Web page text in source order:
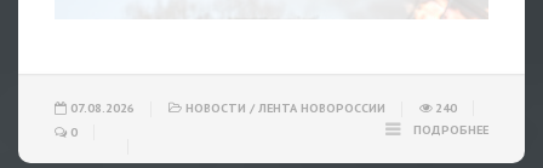
07.08.2026 НОВОСТИ / ЛЕНТА НОВОРОССИИ
240
0
ПОДРОБНЕЕ